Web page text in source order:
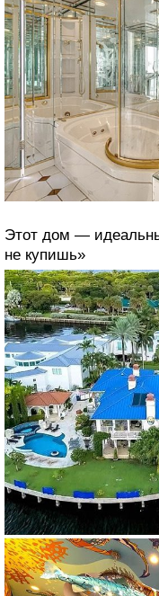
Этот дом —
не купишь»